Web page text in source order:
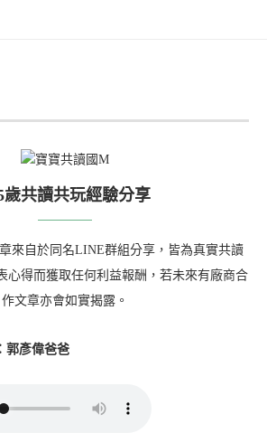
歲共讀共玩經驗分享
來自於同名LINE群組分享，皆為真實共讀
心得而獲取任何利益報酬，若未來有廠商合
作文章亦會如實揭露。
郭彥偉爸爸